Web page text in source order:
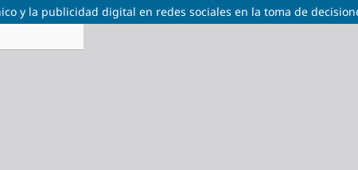
y la publicidad digital en redes sociales en la toma de